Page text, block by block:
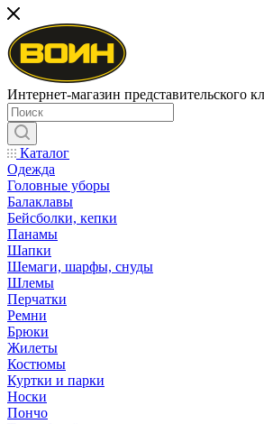
Интернет-магазин представительского
Каталог
Одежда
Головные уборы
Балаклавы
Бейсболки, кепки
Панамы
Шапки
Шемаги, шарфы, снуды
Шлемы
Перчатки
Ремни
Брюки
Жилеты
Костюмы
Куртки и парки
Носки
Пончо